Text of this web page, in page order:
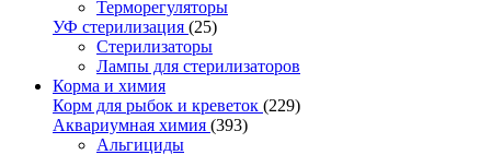
Терморегуляторы
УФ стерилизация (25)
Стерилизаторы
Лампы для стерилизаторов
Корма и химия
Корм для рыбок и креветок (229)
Аквариумная химия (393)
Альгициды